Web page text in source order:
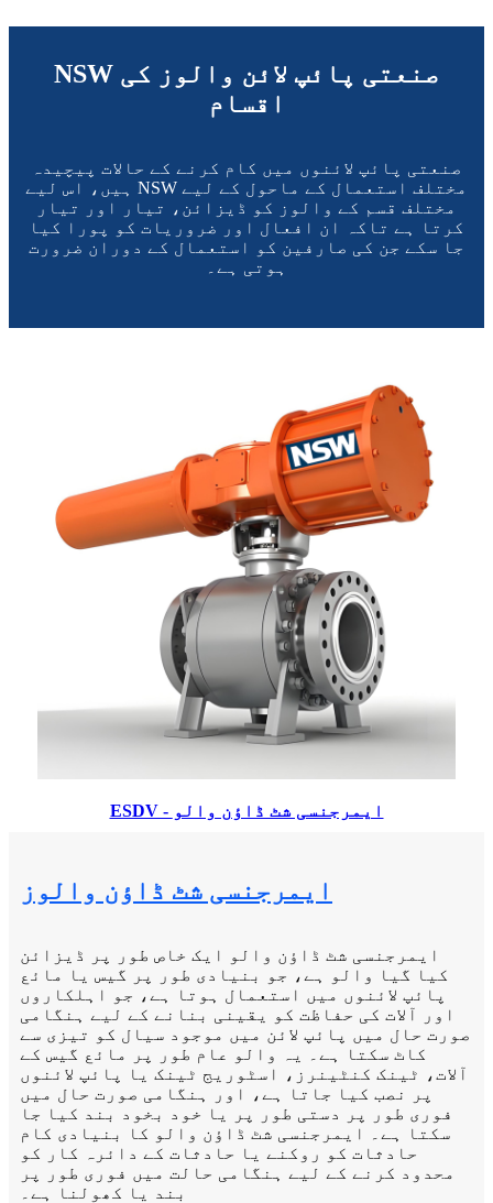
NSW صنعتی پائپ لائن والوز کی
اقسام
صنعتی پائپ لائنوں میں کام کرنے کے حالات پیچیدہ
ہیں، اس لیے NSW مختلف استعمال کے ماحول کے لیے
مختلف قسم کے والوز کو ڈیزائن، تیار اور تیار
کرتا ہے تاکہ ان افعال اور ضروریات کو پورا کیا
جا سکے جن کی صارفین کو استعمال کے دوران ضرورت
ہوتی ہے۔
ESDV - ایمرجنسی شٹ ڈاؤن والو
ایمرجنسی شٹ ڈاؤن والوز
ایمرجنسی شٹ ڈاؤن والو ایک خاص طور پر ڈیزائن
کیا گیا والو ہے، جو بنیادی طور پر گیس یا مائع
پائپ لائنوں میں استعمال ہوتا ہے، جو اہلکاروں
اور آلات کی حفاظت کو یقینی بنانے کے لیے ہنگامی
صورت حال میں پائپ لائن میں موجود سیال کو تیزی سے
کاٹ سکتا ہے۔ یہ والو عام طور پر مائع گیس کے
آلات، ٹینک کنٹینرز، اسٹوریج ٹینک یا پائپ لائنوں
پر نصب کیا جاتا ہے، اور ہنگامی صورت حال میں
فوری طور پر دستی طور پر یا خود بخود بند کیا جا
سکتا ہے۔ ایمرجنسی شٹ ڈاؤن والو کا بنیادی کام
حادثات کو روکنے یا حادثات کے دائرہ کار کو
محدود کرنے کے لیے ہنگامی حالت میں فوری طور پر
بند یا کھولنا ہے۔